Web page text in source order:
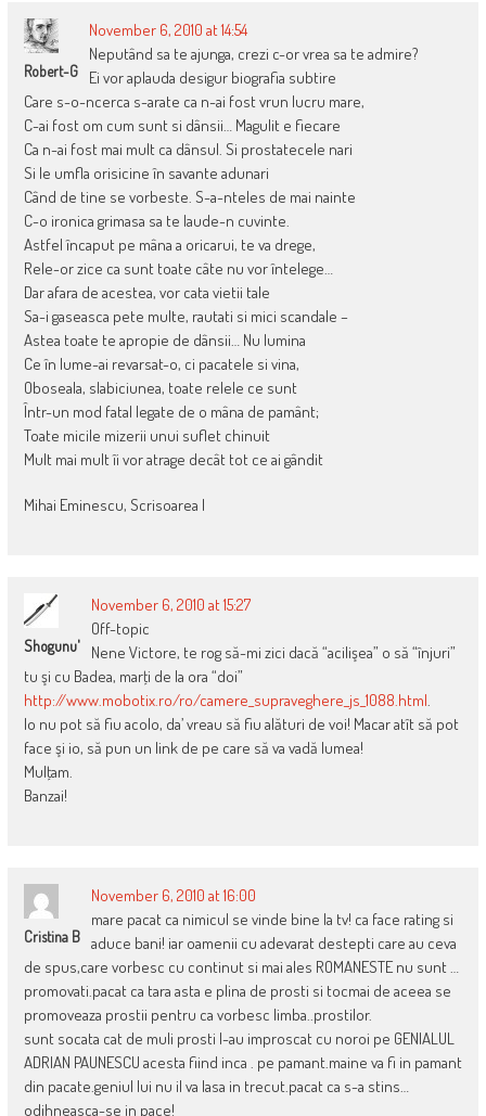
Robert-G
November 6, 2010 at 14:54
Neputând sa te ajunga, crezi c-or vrea sa te admire?
Ei vor aplauda desigur biografia subtire
Care s-o-ncerca s-arate ca n-ai fost vrun lucru mare,
C-ai fost om cum sunt si dânsii… Magulit e fiecare
Ca n-ai fost mai mult ca dânsul. Si prostatecele nari
Si le umfla orisicine în savante adunari
Când de tine se vorbeste. S-a-nteles de mai nainte
C-o ironica grimasa sa te laude-n cuvinte.
Astfel încaput pe mâna a oricarui, te va drege,
Rele-or zice ca sunt toate câte nu vor întelege…
Dar afara de acestea, vor cata vietii tale
Sa-i gaseasca pete multe, rautati si mici scandale –
Astea toate te apropie de dânsii… Nu lumina
Ce în lume-ai revarsat-o, ci pacatele si vina,
Oboseala, slabiciunea, toate relele ce sunt
Într-un mod fatal legate de o mâna de pamânt;
Toate micile mizerii unui suflet chinuit
Mult mai mult îi vor atrage decât tot ce ai gândit
Mihai Eminescu, Scrisoarea I
Shogunu'
November 6, 2010 at 15:27
Off-topic
Nene Victore, te rog să-mi zici dacă “acilişea” o să “înjuri”
tu şi cu Badea, marţi de la ora “doi”
http://www.mobotix.ro/ro/camere_supraveghere_js_1088.html.
Io nu pot să fiu acolo, da’ vreau să fiu alături de voi! Macar atît să pot
face şi io, să pun un link de pe care să va vadă lumea!
Mulţam.
Banzai!
Cristina B
November 6, 2010 at 16:00
mare pacat ca nimicul se vinde bine la tv! ca face rating si
aduce bani! iar oamenii cu adevarat destepti care au ceva
de spus,care vorbesc cu continut si mai ales ROMANESTE nu sunt …
promovati.pacat ca tara asta e plina de prosti si tocmai de aceea se
promoveaza prostii pentru ca vorbesc limba..prostilor.
sunt socata cat de muli prosti l-au improscat cu noroi pe GENIALUL
ADRIAN PAUNESCU acesta fiind inca . pe pamant.maine va fi in pamant
din pacate.geniul lui nu il va lasa in trecut.pacat ca s-a stins…
odihneasca-se in pace!